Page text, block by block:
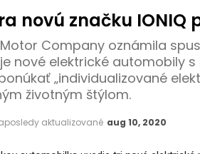
novú značku IONIQ
Company oznámila
nové elektrické automobily s
„individualizované
životným štýlom.
aktualizované aug 10, 2020